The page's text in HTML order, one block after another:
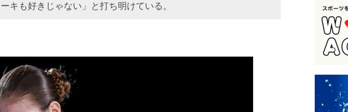
キも好きじゃない」と打ち明けている。